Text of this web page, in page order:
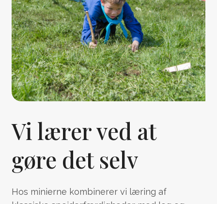
Vi lærer ved at
gøre det selv
Hos minierne kombinerer vi læring af